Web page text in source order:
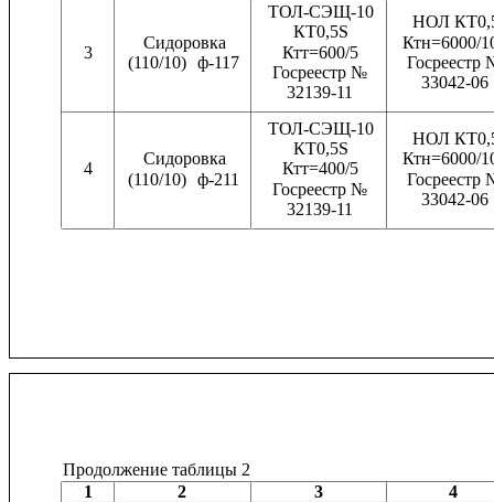
3
Сидоровка
(110/10) ф-117
ТОЛ-СЭЩ-10
КТ0,5S
Ктт=600/5
Госреестр №
32139-11
НОЛ
Ктн=6000/
Госреестр
33042-06
4
Сидоровка
(110/10) ф-211
ТОЛ-СЭЩ-10
КТ0,5S
Ктт=400/5
Госреестр №
32139-11
НОЛ
Ктн=6000/
Госреестр
33042-06
Продолжение таблицы 2
1
2 3 4